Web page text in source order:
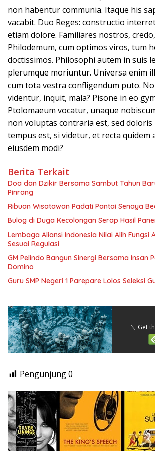
non habentur communia. Itaque his
vacabit. Duo Reges: constructio
etiam dolore. Familiares nostros,
Philodemum, cum optimos viros, tum
doctissimos. Philosophi autem in suis
plerumque moriuntur. Universa enim
cum tota vestra confligendum puto.
videntur, inquit, mala? Pisone in eo
Ptolomaeum vocatur, unaque
non voluptas contraria est, sed doloris
tempus est, si videtur, et recta quidem
eiusdem modi?
Berita Terkait
Doa dan Dzikir Bersama Sambut Tahun
Pinrang
Ribuan Wisatawan Padati Pantai Senaya
Bulog di Duga Kecolongan Serap Hasil
Lembaga Aliansi Indonesia Nilai Alih Fungsi
Sesuai Regulasi
GM Pelindo Bangun Sinergi Bersama Insan
Domino
Guru SMP Negeri 1 Parepare Lolos Seleksi
＼ Get
Pengunjung0